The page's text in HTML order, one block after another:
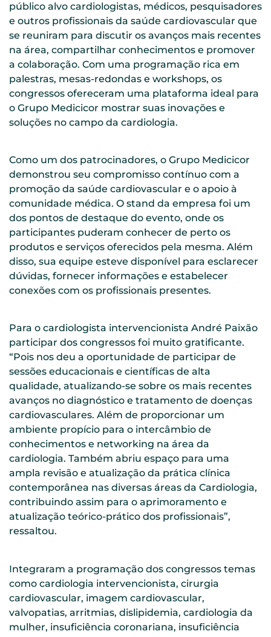
público alvo cardiologistas, médicos, pesquisadores
e outros profissionais da saúde cardiovascular que
se reuniram para discutir os avanços mais recentes
na área, compartilhar conhecimentos e promover
a colaboração. Com uma programação rica em
palestras, mesas-redondas e workshops, os
congressos ofereceram uma plataforma ideal para
o Grupo Medicicor mostrar suas inovações e
soluções no campo da cardiologia.
Como um dos patrocinadores, o Grupo Medicicor
demonstrou seu compromisso contínuo com a
promoção da saúde cardiovascular e o apoio à
comunidade médica. O stand da empresa foi um
dos pontos de destaque do evento, onde os
participantes puderam conhecer de perto os
produtos e serviços oferecidos pela mesma. Além
disso, sua equipe esteve disponível para esclarecer
dúvidas, fornecer informações e estabelecer
conexões com os profissionais presentes.
Para o cardiologista intervencionista André Paixão
participar dos congressos foi muito gratificante.
“Pois nos deu a oportunidade de participar de
sessões educacionais e científicas de alta
qualidade, atualizando-se sobre os mais recentes
avanços no diagnóstico e tratamento de doenças
cardiovasculares. Além de proporcionar um
ambiente propício para o intercâmbio de
conhecimentos e networking na área da
cardiologia. Também abriu espaço para uma
ampla revisão e atualização da prática clínica
contemporânea nas diversas áreas da Cardiologia,
contribuindo assim para o aprimoramento e
atualização teórico-prático dos profissionais”,
ressaltou.
Integraram a programação dos congressos temas
como cardiologia intervencionista, cirurgia
cardiovascular, imagem cardiovascular,
valvopatias, arritmias, dislipidemia, cardiologia da
mulher, insuficiência coronariana, insuficiência